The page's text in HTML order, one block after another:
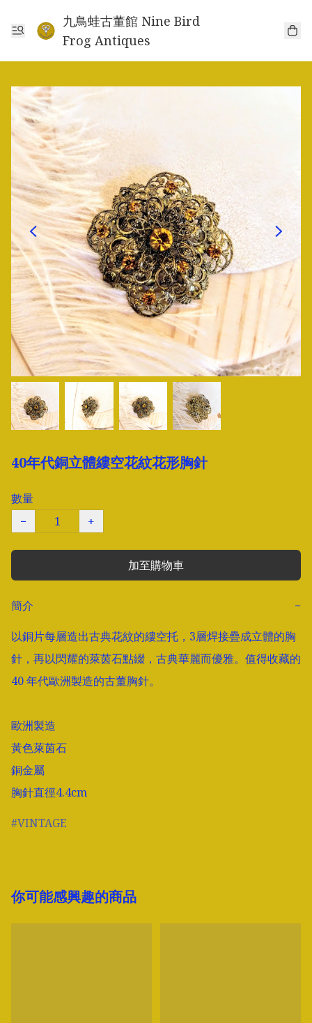
九鳥蛙古董館 Nine Bird
Frog Antiques
40年代銅立體縷空花紋花形胸針
數量
−
+
加至購物車
簡介
−
以銅片每層造出古典花紋的縷空托，3層焊接疊成立體的胸
針，再以閃耀的萊茵石點綴，古典華麗而優雅。值得收藏的
40 年代歐洲製造的古董胸針。
歐洲製造
黃色萊茵石
銅金屬
胸針直徑4.4cm
VINTAGE
你可能感興趣的商品